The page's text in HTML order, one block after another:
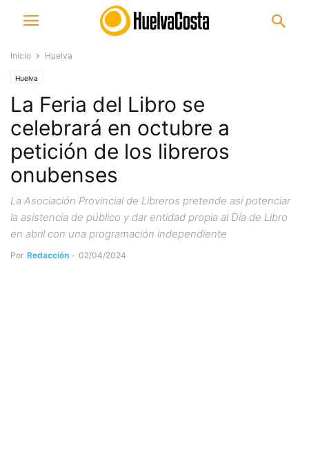
Inicio Huelva
Huelva
La Feria del Libro se
celebrará en octubre a
petición de los libreros
onubenses
La Asociación Provincial de Libreros pretende así potenciar
la asistencia de público y dar entidad propia al Día de Libro
en abril con una programación independiente
Por Redacción - 02/04/2024